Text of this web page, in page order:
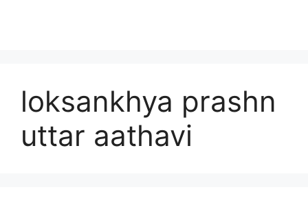
loksankhya prashn
uttar aathavi